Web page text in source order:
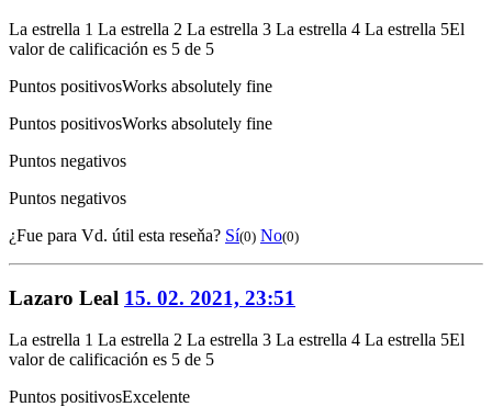
La estrella 1 La estrella 2 La estrella 3 La estrella 4 La estrella 5El
valor de calificación es 5 de 5
Puntos positivosWorks absolutely fine
Puntos positivosWorks absolutely fine
Puntos negativos
Puntos negativos
¿Fue para Vd. útil esta reseňa? Sí(0) No(0)
Lazaro Leal 15. 02. 2021, 23:51
La estrella 1 La estrella 2 La estrella 3 La estrella 4 La estrella 5El
valor de calificación es 5 de 5
Puntos positivosExcelente